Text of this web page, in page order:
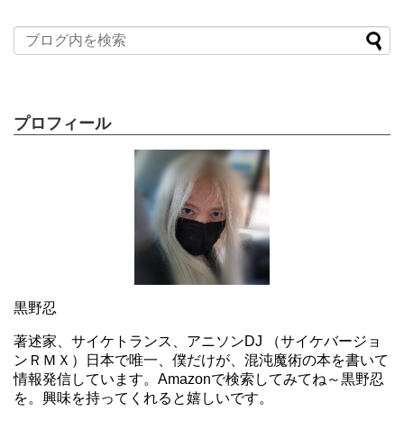
プロフィール
黒野忍
著述家、サイケトランス、アニソンDJ （サイケバージョ
ンＲＭＸ）日本で唯一、僕だけが、混沌魔術の本を書いて
情報発信しています。Amazonで検索してみてね～黒野忍
を。興味を持ってくれると嬉しいです。